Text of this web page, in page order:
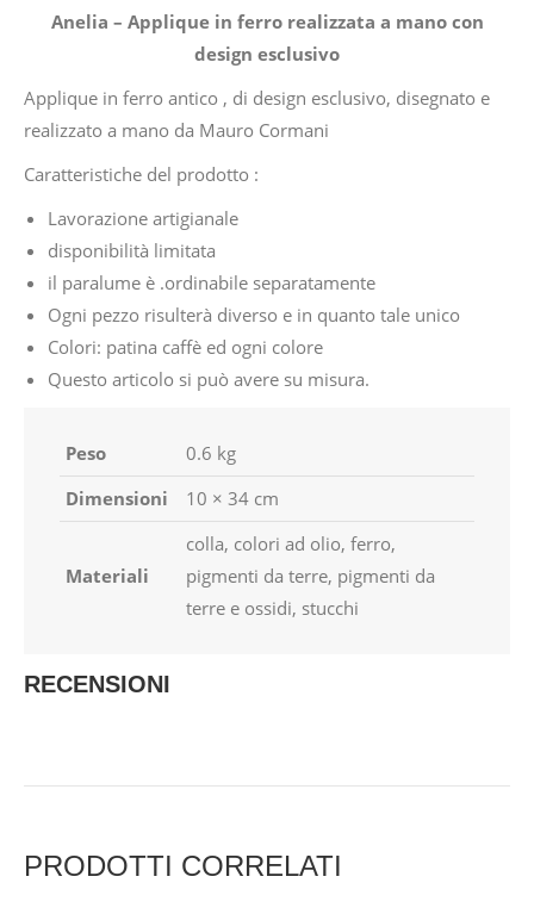
Anelia – Applique in ferro realizzata a mano con
design esclusivo
Applique in ferro antico , di design esclusivo, disegnato e
realizzato a mano da Mauro Cormani
Caratteristiche del prodotto :
Lavorazione artigianale
disponibilità limitata
il paralume è .ordinabile separatamente
Ogni pezzo risulterà diverso e in quanto tale unico
Colori: patina caffè ed ogni colore
Questo articolo si può avere su misura.
Peso
0.6 kg
Dimensioni
10 × 34 cm
Materiali
colla, colori ad olio, ferro,
pigmenti da terre, pigmenti da
terre e ossidi, stucchi
RECENSIONI
PRODOTTI CORRELATI